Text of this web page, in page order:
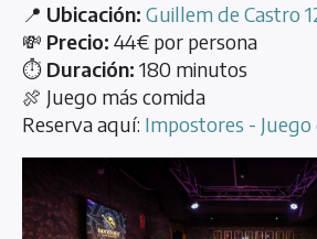
📍 Ubicación: Guillem de Castro
💸 Precio: 44€ por persona
⏱️ Duración: 180 minutos
🍖 Juego más comida
Reserva aquí: Impostores - Juego